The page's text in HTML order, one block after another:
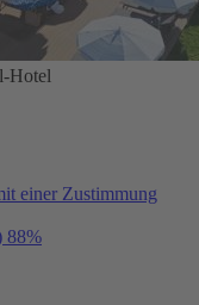
Hotel
einer Zustimmung
88%